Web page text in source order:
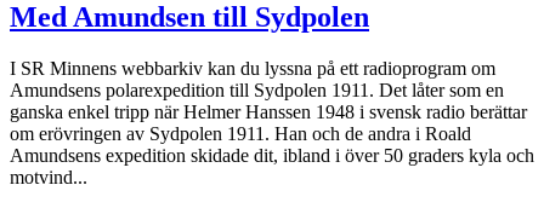
Med Amundsen till Sydpolen
I SR Minnens webbarkiv kan du lyssna på ett radioprogram om
Amundsens polarexpedition till Sydpolen 1911. Det låter som en
ganska enkel tripp när Helmer Hanssen 1948 i svensk radio berättar
om erövringen av Sydpolen 1911. Han och de andra i Roald
Amundsens expedition skidade dit, ibland i över 50 graders kyla och
motvind...